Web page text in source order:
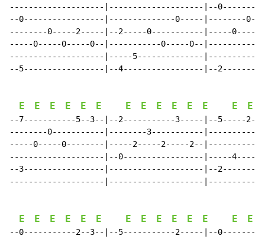
--------------------|--------------------|--
--0-----------------|--------------0-----|--------
--------0-----2-----|--2-----0-----------|-----0-----
-----0-----0-----0--|-----------0-----0--
--------------------|-----5--------------
--5-----------------|--4-----------------|--
E E E E E E E E E E E E E E
--7-----------5--3--|--2-----------3-----|--5-----
--------0-----------|--------3-----------
-----0-----0--------|-----2-----2-----2--
--------------------|--0-----------------|-----4-----
--3-----------------|--------------------|--
--------------------|--------------------
E E E E E E E E E E E E E E
--0-----------2--3--|--5-----------2-----|--